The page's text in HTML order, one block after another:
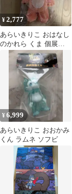
¥2,777
あらいきりこ おはなし
のかれら くま 個展
THEATRE ぬいぐるみ
¥6,999
あらいきりこ おおかみ
くん ラムネ ソフビ